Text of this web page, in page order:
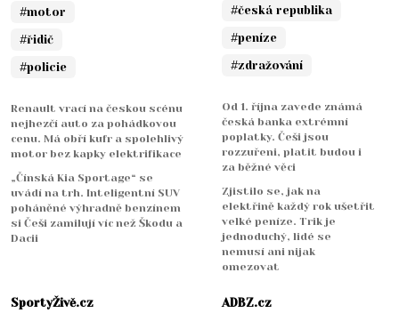
#motor
#řidič
#policie
Renault vrací na českou scénu
nejhezčí auto za pohádkovou
cenu. Má obří kufr a spolehlivý
motor bez kapky elektrifikace
„Čínská Kia Sportage“ se
uvádí na trh. Inteligentní SUV
poháněné výhradně benzínem
si Češi zamilují víc než Škodu a
Dacii
#česká republika
#peníze
#zdražování
Od 1. října zavede známá
česká banka extrémní
poplatky. Češi jsou
rozzuřeni, platit budou i
za běžné věci
Zjistilo se, jak na
elektřině každý rok ušetřit
velké peníze. Trik je
jednoduchý, lidé se
nemusí ani nijak
omezovat
SportyŽivě.cz
ADBZ.cz